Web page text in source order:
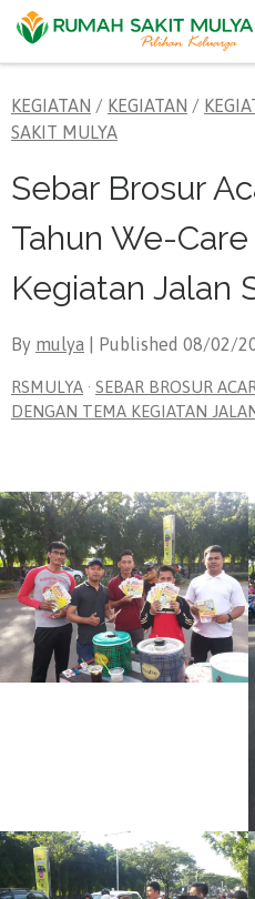
Skip to content
KEGIATAN / KEGIATAN /
SAKIT MULYA
Sebar Brosur
Tahun We-
Kegiatan Jalan
By mulya | Published 08/02/
RSMULYA · SEBAR BROSUR
DENGAN TEMA KEGIATAN